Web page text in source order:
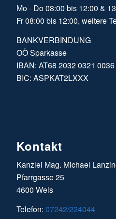
Mo - Do 08:00 bis 12:00 &
Fr 08:00 bis 12:00, weitere
BANKVERBINDUNG
OÖ Sparkasse
IBAN: AT68 2032 0321
BIC: ASPKAT2LXXX
Kontakt
Kanzlei Mag. Michael
Pfarrgasse 25
4600 Wels
Telefon: 07242/224044